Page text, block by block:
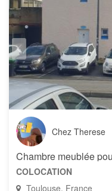
Chez Therese
COLOCATION
Toulouse, France